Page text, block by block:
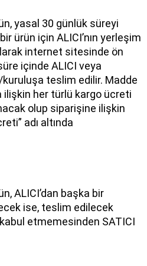
yasal 30 günlük süreyi
ürün için ALICI’nın yerleşim
internet sitesinde ön
içinde ALICI veya
teslim edilir. Madde
her türlü kargo ücreti
olup siparişine ilişkin
adı altında
ALICI’dan başka bir
ise, teslim edilecek
etmemesinden SATICI